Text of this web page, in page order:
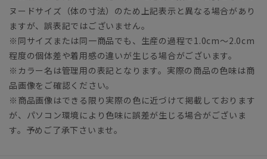
ヌードサイズ（体の寸法）のため上記表示と異なる場合があり
ますが、誤表記ではございません。
※同サイズまたは同一商品でも、生産の過程で1.0cm～2.0cm
程度の個体差や着用感の違いが生じる場合がございます。
※カラー名は管理用の表記となります。実際の商品の色味は商
品画像をご確認ください。
※商品画像はできる限り実際の色に近づけて掲載しております
が、パソコン環境により色味に誤差が生じる場合がございま
す。予めご了承下さいませ。